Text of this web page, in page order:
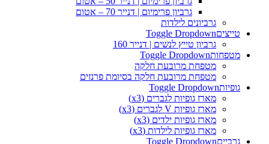
גרביון פרימיום | דנייר 70 – אטום
גרביונים לילדות
טייצים Toggle Dropdown
גרביון טייץ לנשים | דנייר 160
מטפחותToggle Dropdown
מטפחת מרובעת חלקה
מטפחת מרובעת חלקה בסיומת פרנזים
גופיות
Toggle Dropdown
מארז גופיות לגברים (x3)
מארז גופיות V לגברים (x3)
מארז גופיות ילדים (x3)
מארז גופיות לילדות (x3)
גרביים Toggle Dropdown